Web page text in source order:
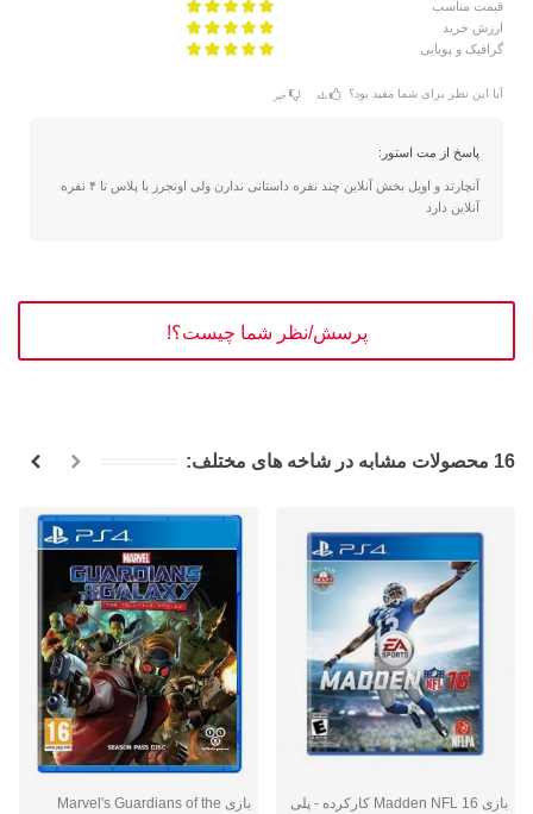
قیمت مناسب
ارزش خرید
گرافیک و پویایی
آیا این نظر برای شما مفید بود؟ بله خیر
پاسخ از مت استور:
آنچارتد و اویل بخش آنلاین چند نفره داستانی ندارن ولی اونجرز با پلاس تا ۴ نفره
آنلاین دارد
پرسش/نظر شما چیست؟!
16 محصولات مشابه در شاخه های مختلف:
بازی Madden NFL 16 کارکرده - پلی
بازی Marvel's Guardians of the